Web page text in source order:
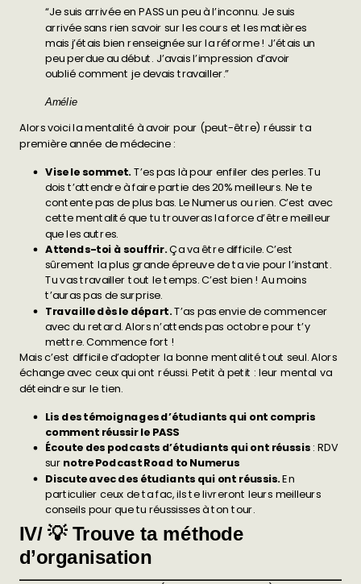
“Je suis arrivée en PASS un peu à l’inconnu. Je suis
arrivée sans rien savoir sur les cours et les matières
mais j’étais bien renseignée sur la réforme ! J’étais un
peu perdue au début. J’avais l’impression d’avoir
oublié comment je devais travailler.”
Amélie
Alors voici la mentalité à avoir pour (peut-être) réussir ta
première année de médecine :
Vise le sommet.T’es pas là pour enfiler des perles. Tu
dois t’attendre à faire partie des 20% meilleurs. Ne te
contente pas de plus bas. Le Numerus ou rien. C’est avec
cette mentalité que tu trouveras la force d’être meilleur
que les autres.
Attends-toi à souffrir.Ça va être difficile. C’est
sûrement la plus grande épreuve de ta vie pour l’instant.
Tu vas travailler tout le temps. C’est bien ! Au moins
t’auras pas de surprise.
Travaille dès le départ.T’as pas envie de commencer
avec du retard. Alors n’attends pas octobre pour t’y
mettre. Commence fort !
Mais c’est difficile d’adopter la bonne mentalité tout seul. Alors
échange avec ceux qui ont réussi. Petit à petit : leur mental va
déteindre sur le tien.
Lis des témoignages d’étudiants qui ont compris
comment réussir le PASS
Écoute des podcasts d’étudiants qui ont réussis: RDV
sur notre Podcast Road to Numerus
Discute avec des étudiants qui ont réussis.En
particulier ceux de ta fac, ils te livreront leurs meilleurs
conseils pour que tu réussisses à ton tour.
IV/ 💡 Trouve ta méthode
d’organisation